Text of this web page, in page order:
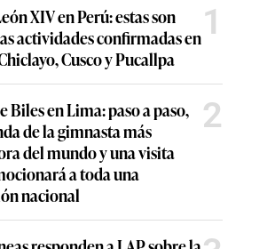
XIV en Perú: estas son
actividades confirmadas en
Cusco y Pucallpa
1
Biles en Lima: paso a paso,
de la gimnasta más
del mundo y una visita
a toda una
nacional
2